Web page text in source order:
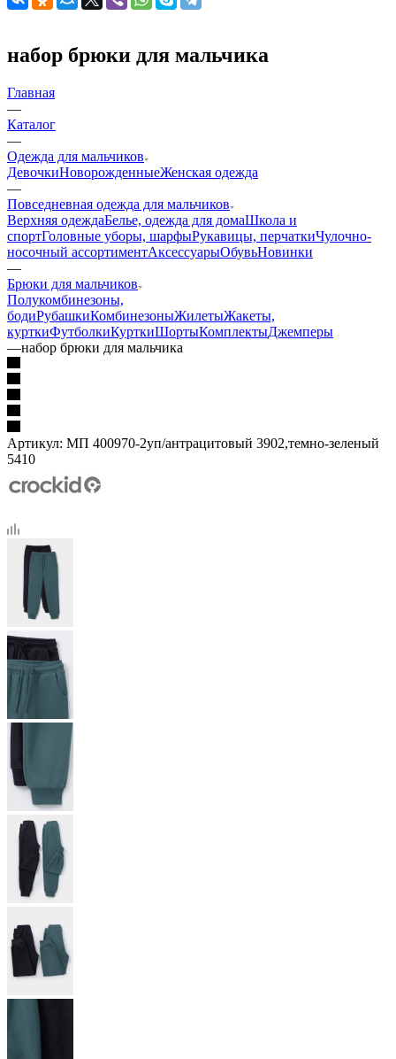
набор брюки для мальчика
Главная
—
Каталог
—
Одежда для мальчиков
ДевочкиНоворожденныеЖенская одежда
—
Повседневная одежда для мальчиков
Верхняя одеждаБелье, одежда для домаШкола и
спортГоловные уборы, шарфыРукавицы, перчаткиЧулочно-
носочный ассортиментАксессуарыОбувьНовинки
—
Брюки для мальчиков
Полукомбинезоны,
бодиРубашкиКомбинезоныЖилетыЖакеты,
курткиФутболкиКурткиШортыКомплектыДжемперы
—набор брюки для мальчика
Артикул: МП 400970-2уп/антрацитовый 3902,темно-зеленый
5410